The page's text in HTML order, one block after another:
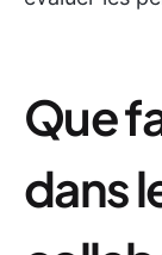
Que
dans